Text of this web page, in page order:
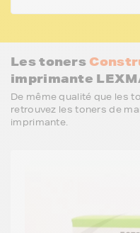
Les toners
imprimante
De même qualité que les
retrouvez les toners de
imprimante.